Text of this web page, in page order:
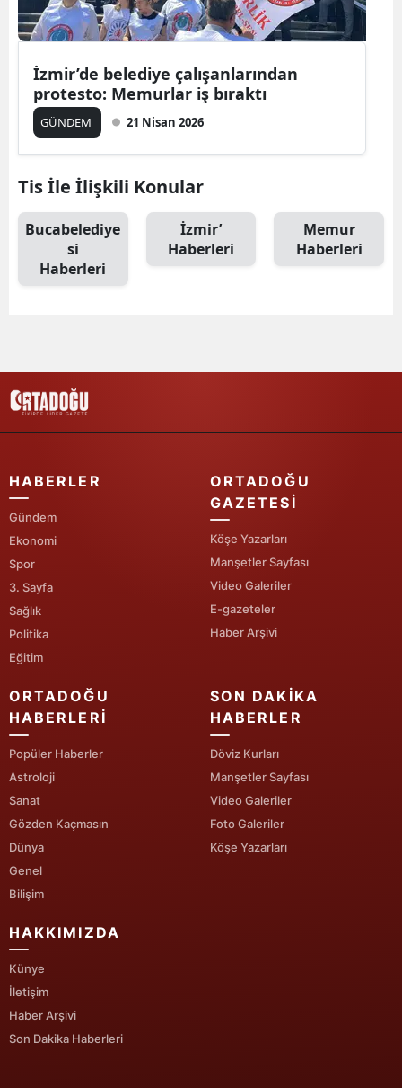
Bolu
Burdur
Bursa
Çanakkale
Çankırı
Çorum
Denizli
Diyarbakır
Erzincan
Gaziantep
Giresun
Gümüşhane
Hatay
Mersin
İstanbul
İzmir
Kars
Kastamonu
İzmir’de belediye çalışanlarından
protesto: Memurlar iş bıraktı
GÜNDEM 21 Nisan 2026
Tis İle İlişkili Konular
Bucabelediye
si
Haberleri
İzmir’
Haberleri
Memur
Haberleri
HABERLER
Gündem
Ekonomi
Spor
3. Sayfa
Sağlık
Politika
Eğitim
ORTADOĞU
GAZETESI
Köşe Yazarları
Manşetler Sayfası
Video Galeriler
E-gazeteler
Haber Arşivi
ORTADOĞU
HABERLERI
Popüler Haberler
Astroloji
Sanat
Gözden Kaçmasın
Dünya
Genel
Bilişim
SON DAKIKA
HABERLER
Döviz Kurları
Manşetler Sayfası
Video Galeriler
Foto Galeriler
Köşe Yazarları
HAKKIMIZDA
Künye
İletişim
Haber Arşivi
Son Dakika Haberleri